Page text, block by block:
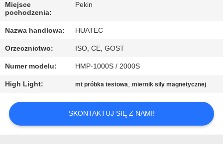
SKONTAKTUJ
SIĘ
Z
POPROSIĆ
O
WYCENĘ
Miejsce
pochodzenia:
Pekin
Nazwa handlowa: HUATEC
Orzecznictwo: ISO, CE, GOST
Numer modelu: HMP-1000S / 2000S
High Light: mt próbka testowa,miernik siły magnetycznej
SKONTAKTUJ SIĘ Z NAMI!